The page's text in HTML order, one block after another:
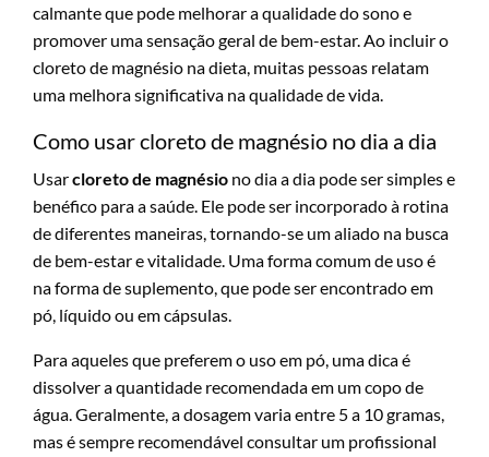
calmante que pode melhorar a qualidade do sono e
promover uma sensação geral de bem-estar. Ao incluir o
cloreto de magnésio na dieta, muitas pessoas relatam
uma melhora significativa na qualidade de vida.
Como usar cloreto de magnésio no dia a dia
Usarcloreto de magnésio no dia a dia pode ser simples e
benéfico para a saúde. Ele pode ser incorporado à rotina
de diferentes maneiras, tornando-se um aliado na busca
de bem-estar e vitalidade. Uma forma comum de uso é
na forma de suplemento, que pode ser encontrado em
pó, líquido ou em cápsulas.
Para aqueles que preferem o uso em pó, uma dica é
dissolver a quantidade recomendada em um copo de
água. Geralmente, a dosagem varia entre 5 a 10 gramas,
mas é sempre recomendável consultar um profissional